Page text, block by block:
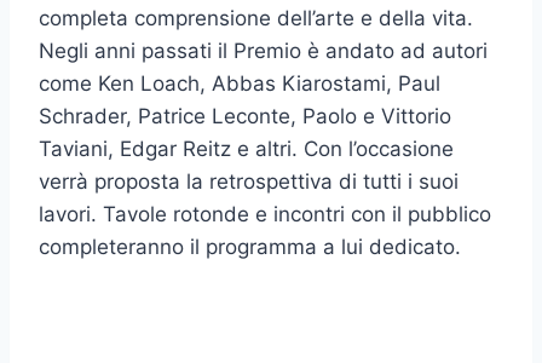
completa comprensione dell’arte e della vita.
Negli anni passati il Premio è andato ad autori
come Ken Loach, Abbas Kiarostami, Paul
Schrader, Patrice Leconte, Paolo e Vittorio
Taviani, Edgar Reitz e altri. Con l’occasione
verrà proposta la retrospettiva di tutti i suoi
lavori. Tavole rotonde e incontri con il pubblico
completeranno il programma a lui dedicato.